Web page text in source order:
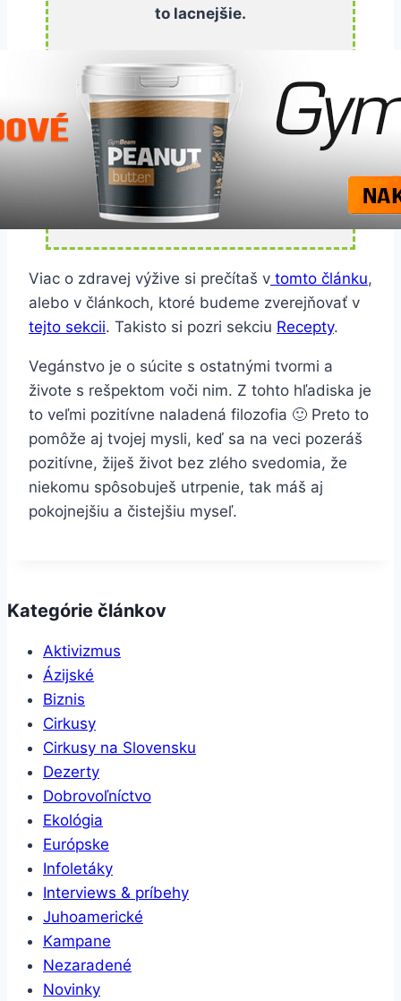
to lacnejšie.
Viac o zdravej výžive si prečítaš v tomto článku,
alebo v článkoch, ktoré budeme zverejňovať v
tejto sekcii. Takisto si pozri sekciu Recepty.
Vegánstvo je o súcite s ostatnými tvormi a
živote s rešpektom voči nim. Z tohto hľadiska je
to veľmi pozitívne naladená filozofia 🙂 Preto to
pomôže aj tvojej mysli, keď sa na veci pozeráš
pozitívne, žiješ život bez zlého svedomia, že
niekomu spôsobuješ utrpenie, tak máš aj
pokojnejšiu a čistejšiu myseľ.
Kategórie článkov
Aktivizmus
Ázijské
Biznis
Cirkusy
Cirkusy na Slovensku
Dezerty
Dobrovoľníctvo
Ekológia
Európske
Infoletáky
Interviews & príbehy
Juhoamerické
Kampane
Nezaradené
Novinky